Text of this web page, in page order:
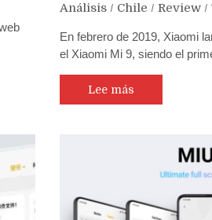
Análisis / Chile / Review /
En febrero de 2019, Xiaomi
el Xiaomi Mi 9, siendo el
Lee más